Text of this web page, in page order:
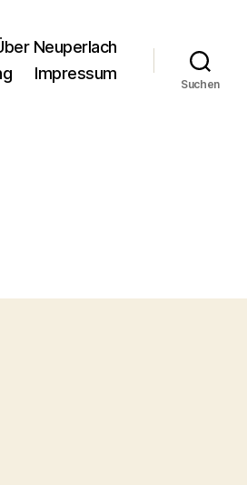
Neuperlach
Impressum
Suchen